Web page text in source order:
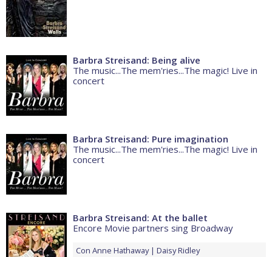
Barbra Streisand: Being alive
The music...The mem'ries...The magic! Live in
concert
Barbra Streisand: Pure imagination
The music...The mem'ries...The magic! Live in
concert
Barbra Streisand: At the ballet
Encore Movie partners sing Broadway
Con Anne Hathaway Daisy Ridley